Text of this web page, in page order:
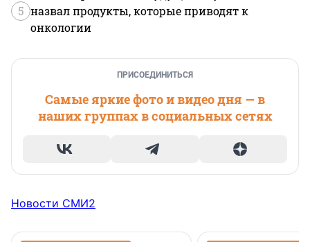
5 назвал продукты, которые приводят к
онкологии
ПРИСОЕДИНИТЬСЯ
Самые яркие фото и видео дня — в
наших группах в социальных сетях
Новости СМИ2